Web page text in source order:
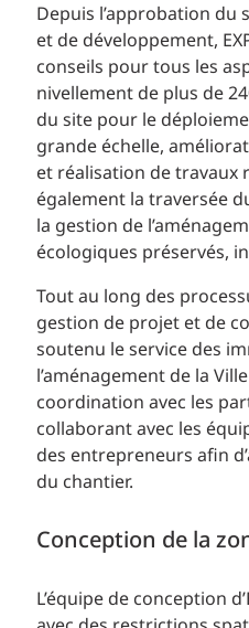
Depuis l’approbation du
et de développement,
conseils pour tous les
nivellement de plus de
du site pour le
grande échelle,
et réalisation de travaux
également la traversée
la gestion de
écologiques préservés,
Tout au long des
gestion de projet et de
soutenu le service des
l’aménagement de la
coordination avec les
collaborant avec les
des entrepreneurs afin
du chantier.
Conception de la
L’équipe de conception